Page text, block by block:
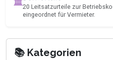
20 Leitsatzurteile zur
eingeordnet für Vermieter.
📚 Kategorien